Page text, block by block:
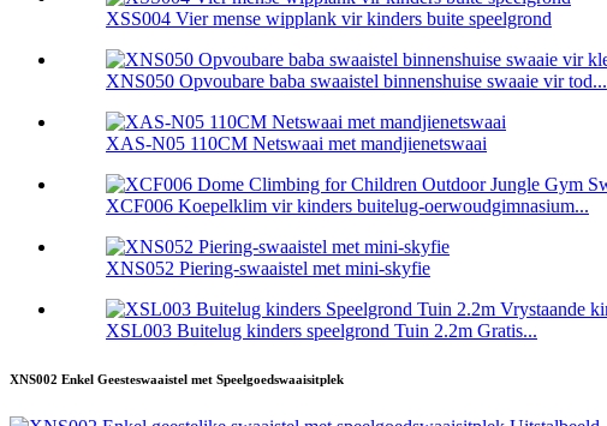
XSS004 Vier mense wipplank vir kinders buite speelgrond
XNS050 Opvoubare baba swaaistel binnenshuise swaaie vir tod...
XAS-N05 110CM Netswaai met mandjienetswaai
XCF006 Koepelklim vir kinders buitelug-oerwoudgimnasium...
XNS052 Piering-swaaistel met mini-skyfie
XSL003 Buitelug kinders speelgrond Tuin 2.2m Gratis...
XNS002 Enkel Geesteswaaistel met Speelgoedswaaisitplek